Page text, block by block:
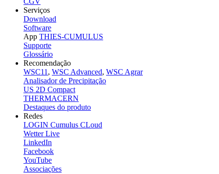
Serviços
Download
Software
App THIES-CUMULUS
Supporte
Glossário
Recomendação
WSC11 , WSC Advanced, WSC Agrar
Analisador de Precipitação
US 2D Compact
THERMACERN
Destaques do produto
Redes
LOGIN Cumulus CLoud
Wetter Live
LinkedIn
Facebook
YouTube
Associações